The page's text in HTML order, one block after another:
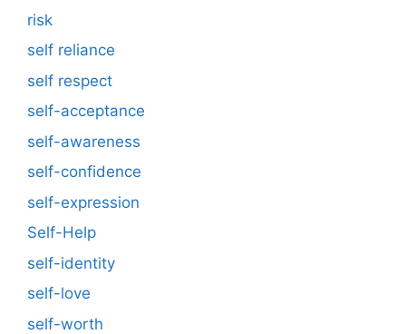
risk
self reliance
self respect
self-acceptance
self-awareness
self-confidence
self-expression
Self-Help
self-identity
self-love
self-worth